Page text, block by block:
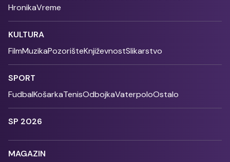
HronikaVreme
KULTURA
FilmMuzikaPozorišteKnjiževnostSlikarstvo
SPORT
FudbalKošarkaTenisOdbojkaVaterpoloOstalo
SP 2026
MAGAZIN